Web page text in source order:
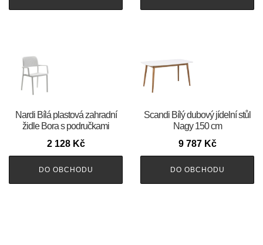
Nardi Bílá plastová zahradní
židle Bora s područkami
2 128 Kč
DO OBCHODU
Scandi Bílý dubový jídelní stůl
Nagy 150 cm
9 787 Kč
DO OBCHODU